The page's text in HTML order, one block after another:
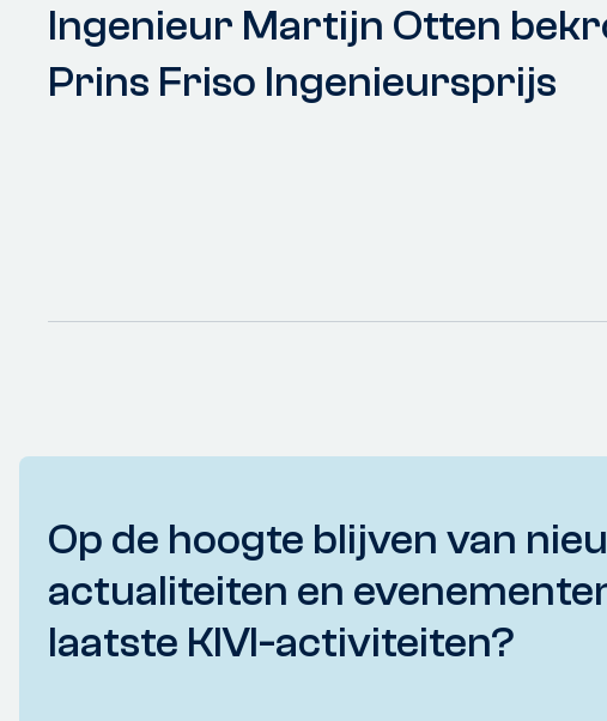
Ingenieur Martijn Otten
Prins Friso Ingenieursprijs
Op de hoogte blijven van
actualiteiten en
laatste KIVI-activiteiten?